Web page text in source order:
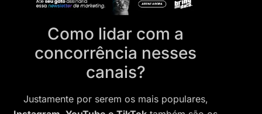
Como lidar com a
concorrência nesses
canais?
Justamente por serem os mais populares,